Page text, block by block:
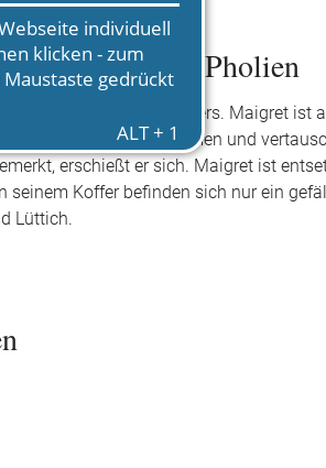
von Saint-Pholien
seines Schöpfers. Maigret ist
ist, bis nach Bremen und
erschießt er sich. Maigret ist
seinem Koffer befinden sich nur ein
Lüttich.